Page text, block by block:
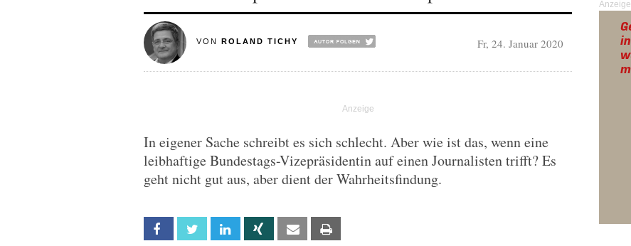
VON ROLAND TICHY Fr, 24. Januar 2020
In eigener Sache schreibt es sich schlecht. Aber wie ist das, wenn eine
leibhaftige Bundestags-Vizepräsidentin auf einen Journalisten trifft? Es
geht nicht gut aus, aber dient der Wahrheitsfindung.
Facebook Twitter Linkedin Xing Email
Anzeige